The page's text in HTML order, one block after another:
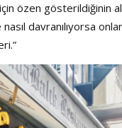
özen gösterildiğinin
nasıl davranılıyorsa